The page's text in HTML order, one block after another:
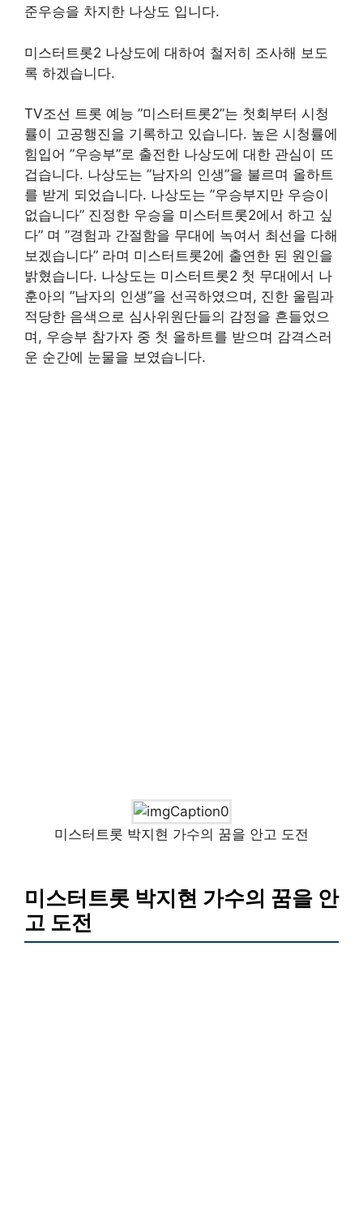
준우승을 차지한 나상도 입니다.
미스터트롯2 나상도에 대하여 철저히 조사해 보도
록 하겠습니다.
TV조선 트롯 예능 ”미스터트롯2”는 첫회부터 시청
률이 고공행진을 기록하고 있습니다. 높은 시청률에
힘입어 ”우승부”로 출전한 나상도에 대한 관심이 뜨
겁습니다. 나상도는 ”남자의 인생”을 불르며 올하트
를 받게 되었습니다. 나상도는 ”우승부지만 우승이
없습니다” 진정한 우승을 미스터트롯2에서 하고 싶
다” 며 ”경험과 간절함을 무대에 녹여서 최선을 다해
보겠습니다” 라며 미스터트롯2에 출연한 된 원인을
밝혔습니다. 나상도는 미스터트롯2 첫 무대에서 나
훈아의 ”남자의 인생”을 선곡하였으며, 진한 울림과
적당한 음색으로 심사위원단들의 감정을 흔들었으
며, 우승부 참가자 중 첫 올하트를 받으며 감격스러
운 순간에 눈물을 보였습니다.
미스터트롯 박지현 가수의 꿈을 안고 도전
미스터트롯 박지현 가수의 꿈을 안
고 도전